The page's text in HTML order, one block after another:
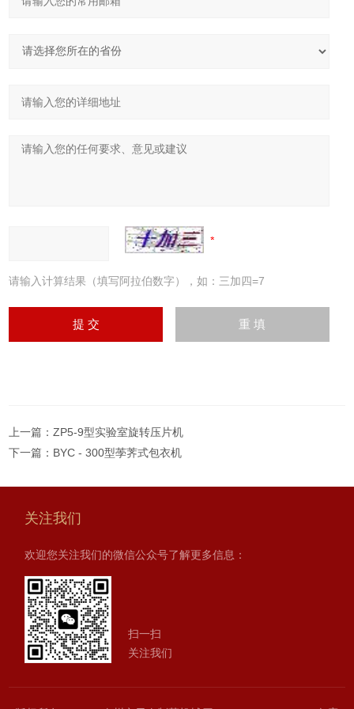
请输入计算结果（填写阿拉伯数字），如：三加四=7
上一篇：ZP5-9型实验室旋转压片机
下一篇： BYC - 300型荸荠式包衣机
关注我们
欢迎您关注我们的微信公众号了解更多信息：
扫一扫
关注我们